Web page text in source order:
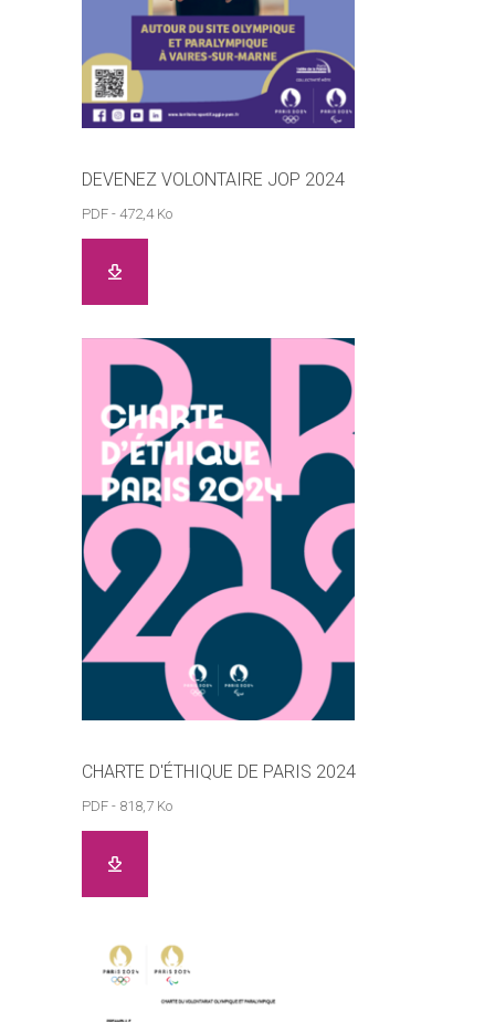
DEVENEZ VOLONTAIRE JOP 2024
PDF - 472,4 Ko
CHARTE D'ÉTHIQUE DE PARIS 2024
PDF - 818,7 Ko